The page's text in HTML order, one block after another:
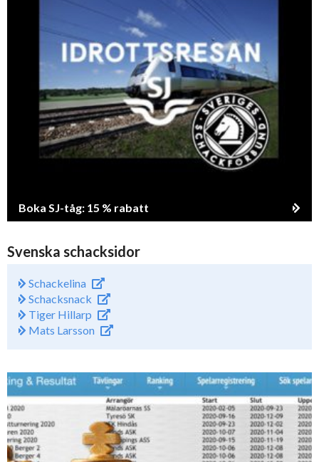
Boka SJ-tåg: 15 % rabatt
Svenska schacksidor
Schackelina
Schacksnack
Tiger Hillarp
Mats Larsson